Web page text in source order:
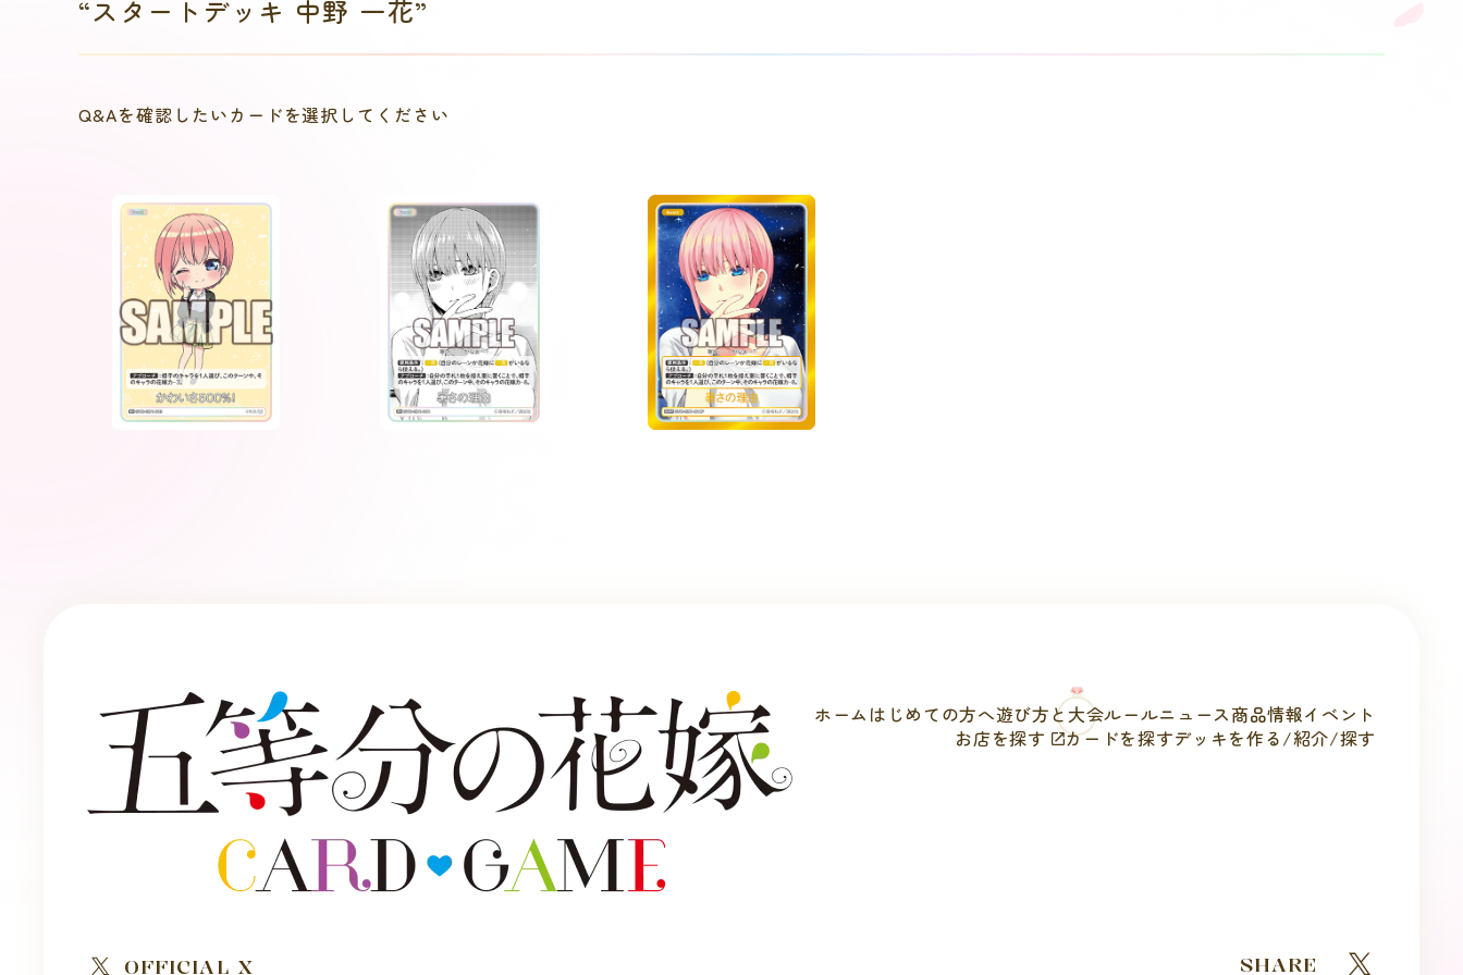
“スタートデッキ 中野 一花”
Q&Aを確認したいカードを選択してください
ホーム はじめての方へ遊び方と 大会ルールニュース商品情報イベント
お店を探す
カードを探すデッキを作る/紹介/探す
OFFICIAL X SHARE